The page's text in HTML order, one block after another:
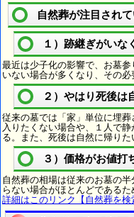
自然葬が注目され
１）跡継ぎがいな
最近は少子化の影響で、お墓
いない場合が多くなり、その必
２）やはり死後は
従来の墓では「家」単位に埋
入りたくない場合や、１人で
る。また、死後は自然に帰りた
３）価格がお値打
自然葬の相場は従来のお墓の
らない場合がほとんどであるた
詳細はこのリンク【自然葬を検